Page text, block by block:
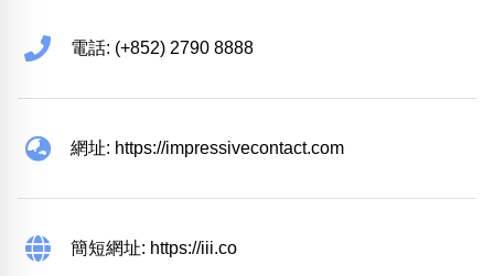
電話: (+852) 2790 8888
網址: https://impressivecontact.com
簡短網址: https://iii.co